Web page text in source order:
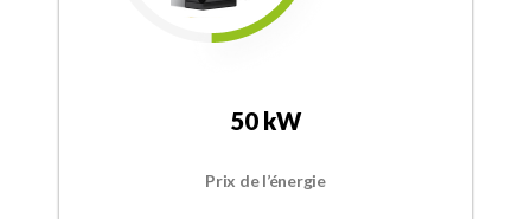
50 kW
Prix de l’énergie